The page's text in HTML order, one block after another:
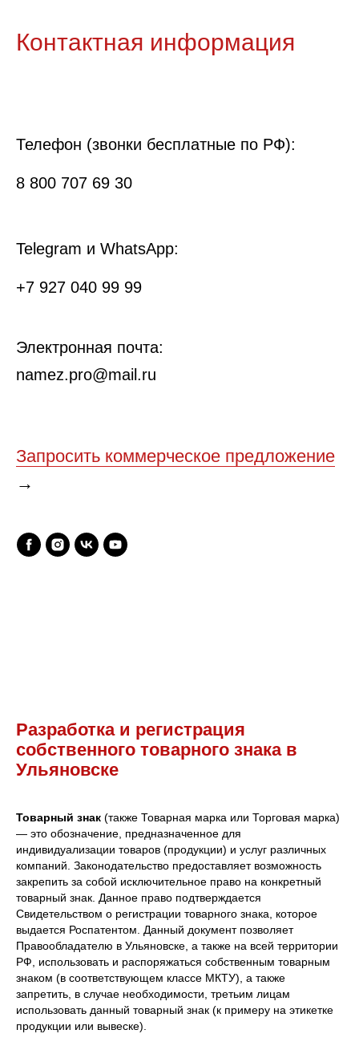
Контактная информация
Телефон (звонки бесплатные по РФ):
8 800 707 69 30
Telegram и WhatsApp:
+7 927 040 99 99
Электронная почта:
namez.pro@mail.ru
Запросить коммерческое предложение
→
Разработка и регистрация
собственного товарного знака в
Ульяновске
Товарный знак (также Товарная марка или Торговая марка)
— это обозначение, предназначенное для
индивидуализации товаров (продукции) и услуг различных
компаний. Законодательство предоставляет возможность
закрепить за собой исключительное право на конкретный
товарный знак. Данное право подтверждается
Свидетельством о регистрации товарного знака, которое
выдается Роспатентом. Данный документ позволяет
Правообладателю в Ульяновске, а также на всей территории
РФ, использовать и распоряжаться собственным товарным
знаком (в соответствующем классе МКТУ), а также
запретить, в случае необходимости, третьим лицам
использовать данный товарный знак (к примеру на этикетке
продукции или вывеске).